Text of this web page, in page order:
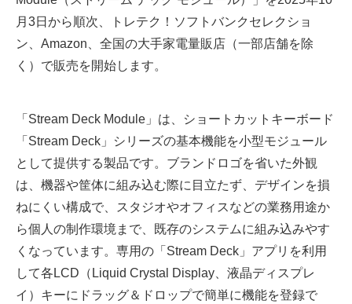
月3日から順次、トレテク！ソフトバンクセレクショ
ン、Amazon、全国の大手家電量販店（一部店舗を除
く）で販売を開始します。
「Stream Deck Module」は、ショートカットキーボード
「Stream Deck」シリーズの基本機能を小型モジュール
として提供する製品です。ブランドロゴを省いた外観
は、機器や筐体に組み込む際に目立たず、デザインを損
ねにくい構成で、スタジオやオフィスなどの業務用途か
ら個人の制作環境まで、既存のシステムに組み込みやす
くなっています。専用の「Stream Deck」アプリを利用
して各LCD（Liquid Crystal Display、液晶ディスプレ
イ）キーにドラッグ＆ドロップで簡単に機能を登録で